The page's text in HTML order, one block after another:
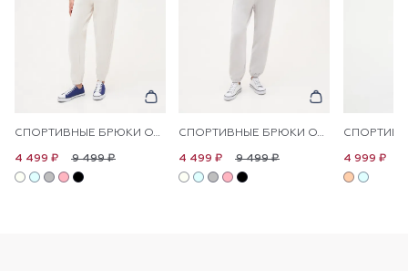
СПОРТИВНЫЕ БРЮКИ ОДНОТОННЫЕ
9 499 ₽
4 499 ₽
СПОРТИВНЫЕ БРЮКИ ОДНОТОННЫЕ
9 499 ₽
4 499 ₽ 4 999 ₽